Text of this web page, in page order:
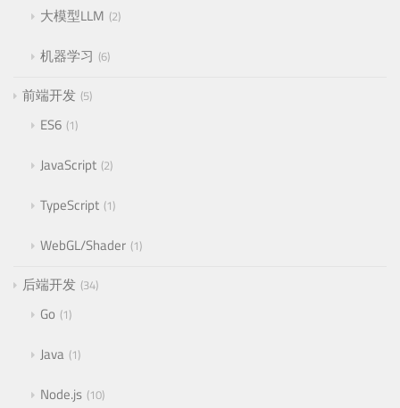
大模型LLM 2
机器学习 6
前端开发 5
ES6 1
JavaScript 2
TypeScript 1
WebGL/Shader 1
后端开发 34
Go 1
Java 1
Node.js 10